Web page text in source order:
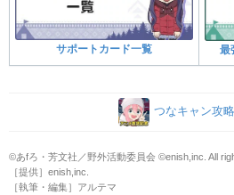
サポートカード一覧 最
つなキャン攻
©あfろ・芳文社／野外活動委員会 ©enish,inc. All
［提供］enish,inc.
［執筆・編集］アルテマ